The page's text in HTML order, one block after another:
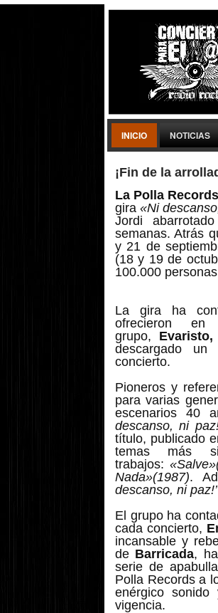
INICIO NOTICIAS
¡Fin de la
La Polla Records
gira «Ni
Jordi
semanas. Atrás
y 21 de
(18 y 19 de
100.000
La gira ha
ofrecieron
grupo,
descargado
concierto.
Pioneros y
para varias
escenarios 40
descanso, ni
título, publicado
temas más
trabajos:
Nada»(1987).
descanso, ni paz!’
El grupo ha
cada concierto,
incansable y
de Barricada,
serie de
Polla Records a
enérgico
vigencia.